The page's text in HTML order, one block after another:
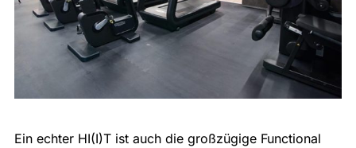
Ein echter HI(I)T ist auch die großzügige Functional